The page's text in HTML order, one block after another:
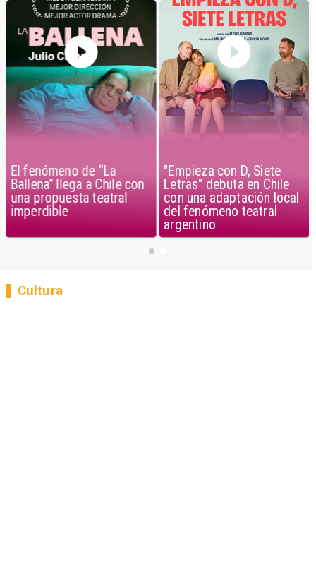
El fenómeno de “La
Ballena” llega a Chile con
una propuesta teatral
imperdible
"Empieza con D, Siete
Letras" debuta en Chile
con una adaptación local
del fenómeno teatral
argentino
Cultura